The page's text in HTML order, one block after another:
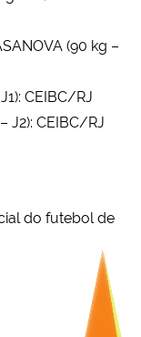
(90 kg –
CEIBC/RJ
J2): CEIBC/RJ
do futebol de